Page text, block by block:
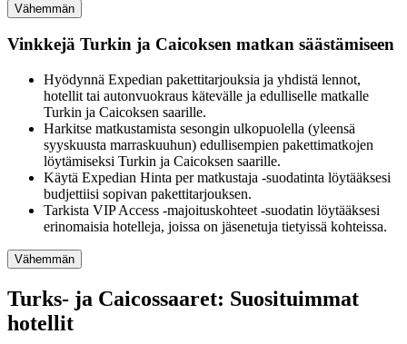
Vähemmän
Vinkkejä Turkin ja Caicoksen matkan säästämiseen
Hyödynnä Expedian pakettitarjouksia ja yhdistä lennot,
hotellit tai autonvuokraus kätevälle ja edulliselle matkalle
Turkin ja Caicoksen saarille.
Harkitse matkustamista sesongin ulkopuolella (yleensä
syyskuusta marraskuuhun) edullisempien pakettimatkojen
löytämiseksi Turkin ja Caicoksen saarille.
Käytä Expedian Hinta per matkustaja -suodatinta löytääksesi
budjettiisi sopivan pakettitarjouksen.
Tarkista VIP Access -majoituskohteet -suodatin löytääksesi
erinomaisia hotelleja, joissa on jäsenetuja tietyissä kohteissa.
Vähemmän
Turks- ja Caicossaaret: Suosituimmat
hotellit